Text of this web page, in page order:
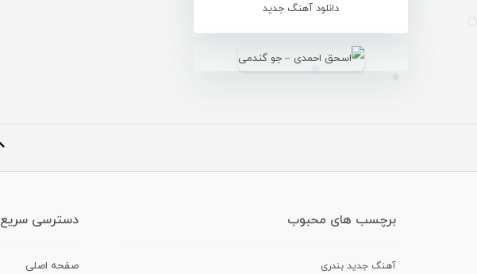
دانلود آهنگ جدید
برچسب های محبوب
آهنگ جدید بندری
دسترسی سریع
صفحه اصلی